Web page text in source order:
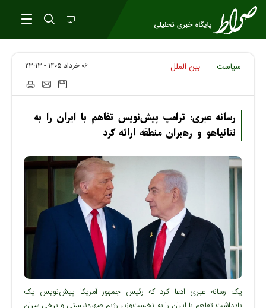
سیاست بین الملل ۰۶ خرداد ۱۴۰۵ - ۲۳:۱۳
رسانه عبری: ترامپ پیش‌نویس تفاهم با ایران را به
نتانیاهو و رهبران منطقه ارائه کرد
یک رسانه عبری ادعا کرد که رئیس جمهور آمریکا پیش‌نویس یک